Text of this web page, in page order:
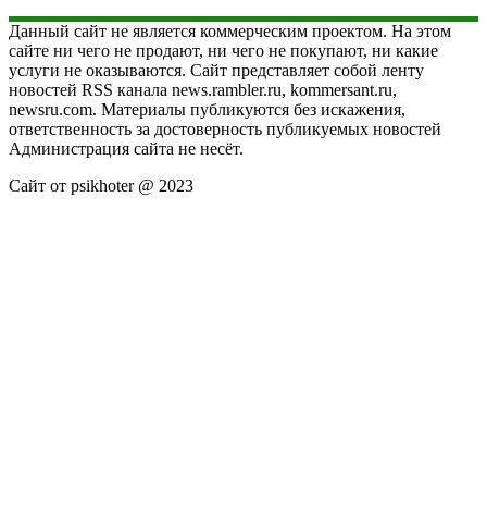
Данный сайт не является коммерческим проектом. На этом
сайте ни чего не продают, ни чего не покупают, ни какие
услуги не оказываются. Сайт представляет собой ленту
новостей RSS канала news.rambler.ru, kommersant.ru,
newsru.com. Материалы публикуются без искажения,
ответственность за достоверность публикуемых новостей
Администрация сайта не несёт.
Сайт от psikhoter @ 2023